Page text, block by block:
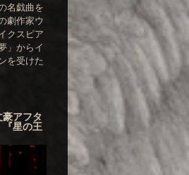
名戯曲を
劇作家ウ
クスピア
」からイ
を受けた
豪アフタ
星の王